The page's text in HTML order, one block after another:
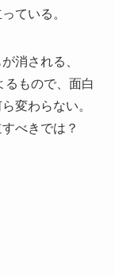
ている。
消される、
るもので、面白
変わらない。
べきでは？